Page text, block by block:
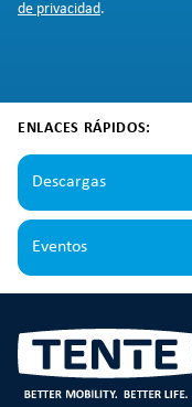
de privacidad.
ENLACES RÁPIDOS:
Descargas
Eventos